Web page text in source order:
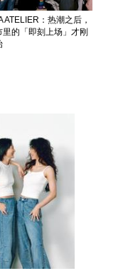
ATELIER：热潮之后，
里的「即刻上场」才刚